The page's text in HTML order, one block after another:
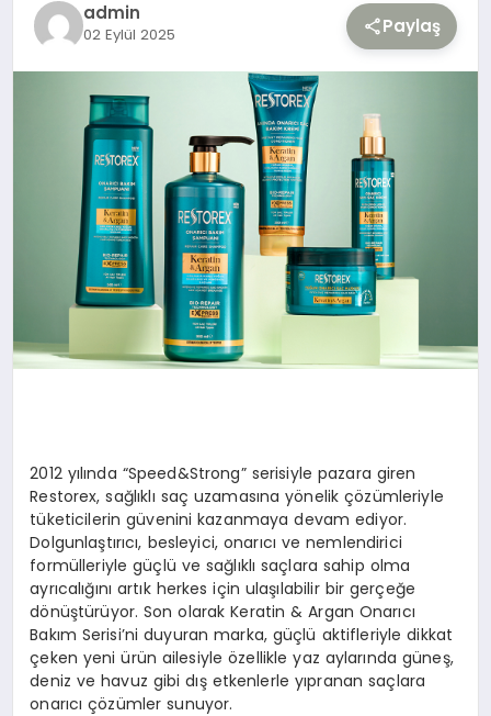
admin
02 Eylül 2025 Paylaş
2012 yılında “Speed&Strong” serisiyle pazara giren
Restorex, sağlıklı saç uzamasına yönelik çözümleriyle
tüketicilerin güvenini kazanmaya devam ediyor.
Dolgunlaştırıcı, besleyici, onarıcı ve nemlendirici
formülleriyle güçlü ve sağlıklı saçlara sahip olma
ayrıcalığını artık herkes için ulaşılabilir bir gerçeğe
dönüştürüyor. Son olarak Keratin & Argan Onarıcı
Bakım Serisi’ni duyuran marka, güçlü aktifleriyle dikkat
çeken yeni ürün ailesiyle özellikle yaz aylarında güneş,
deniz ve havuz gibi dış etkenlerle yıpranan saçlara
onarıcı çözümler sunuyor.